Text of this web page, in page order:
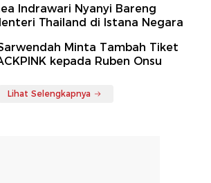
Indrawari Nyanyi Bareng
Thailand di Istana Negara
Minta Tambah Tiket
kepada Ruben Onsu
Lihat Selengkapnya